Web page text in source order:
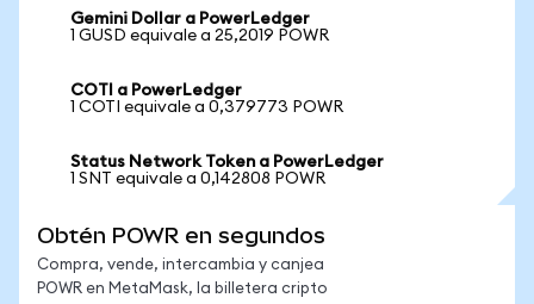
Gemini Dollar a PowerLedger
1 GUSD equivale a 25,2019 POWR
COTI a PowerLedger
1 COTI equivale a 0,379773 POWR
Status Network Token a PowerLedger
1 SNT equivale a 0,142808 POWR
Obtén POWR en segundos
Compra, vende, intercambia y canjea
POWR en MetaMask, la billetera cripto